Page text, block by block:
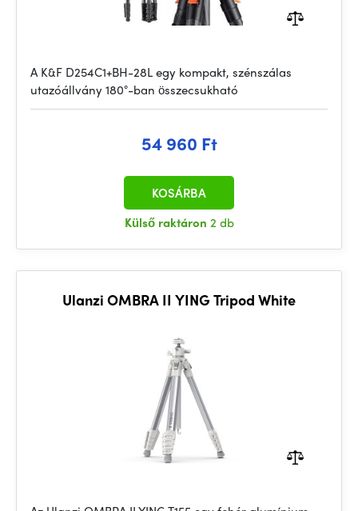
A K&F D254C1+BH-28L egy kompakt, szénszálas
utazóállvány 180°-ban összecsukható
54 960 Ft
Külső raktáron 2 db
KOSÁRBA
Ulanzi OMBRA II YING Tripod White